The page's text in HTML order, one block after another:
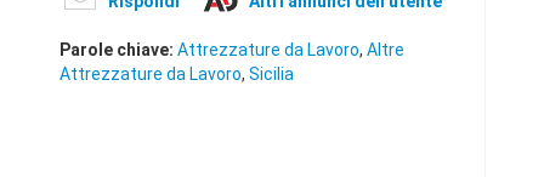
Parole chiave: Attrezzature da Lavoro, Altre
Attrezzature da Lavoro, Sicilia